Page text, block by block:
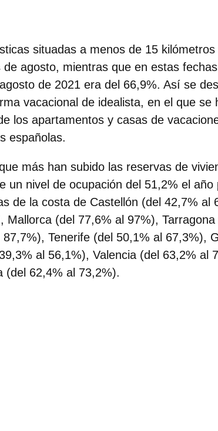
situadas a menos de 15
agosto, mientras que en estas
de 2021 era del 66,9%. Así se
vacacional de idealista, en el que se
los apartamentos y casas de
españolas.
más han subido las reservas de
un nivel de ocupación del 51,2% el año
de la costa de Castellón (del 42,7% al
Mallorca (del 77,6% al 97%), Tarragona
Tenerife (del 50,1% al 67,3%),
al 56,1%), Valencia (del 63,2% al
(del 62,4% al 73,2%).